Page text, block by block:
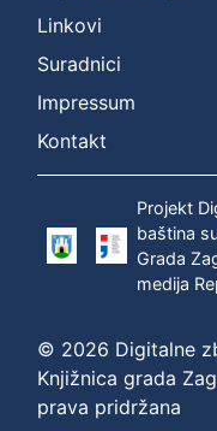
Linkovi
Suradnici
Impressum
Kontakt
Projekt
baština
Grada
medija
© 2026 Digitalne
Knjižnica grada
prava pridržana